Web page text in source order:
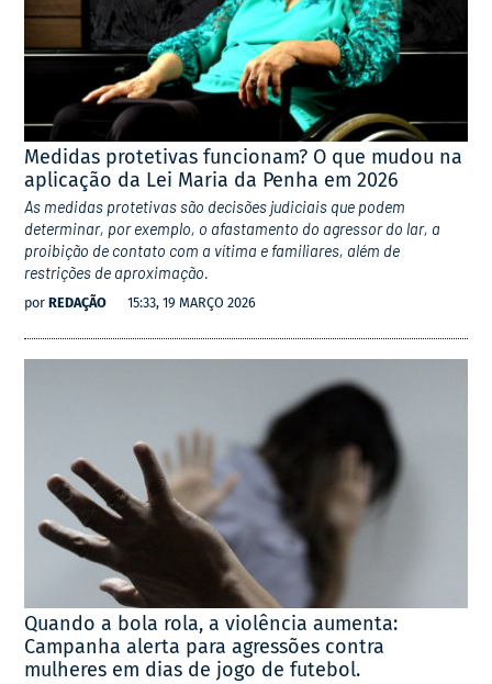
Medidas protetivas funcionam? O que mudou na
aplicação da Lei Maria da Penha em 2026
As medidas protetivas são decisões judiciais que podem
determinar, por exemplo, o afastamento do agressor do lar, a
proibição de contato com a vítima e familiares, além de
restrições de aproximação.
por REDAÇÃO 15:33, 19 MARÇO 2026
Quando a bola rola, a violência aumenta:
Campanha alerta para agressões contra
mulheres em dias de jogo de futebol.